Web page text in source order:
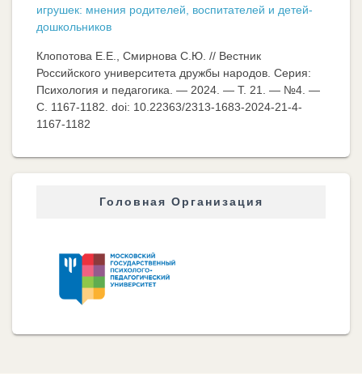
игрушек: мнения родителей, воспитателей и детей-
дошкольников
Клопотова Е.Е., Смирнова С.Ю. // Вестник
Российского университета дружбы народов. Серия:
Психология и педагогика. — 2024. — Т. 21. — №4. —
C. 1167-1182. doi: 10.22363/2313-1683-2024-21-4-
1167-1182
Головная Организация